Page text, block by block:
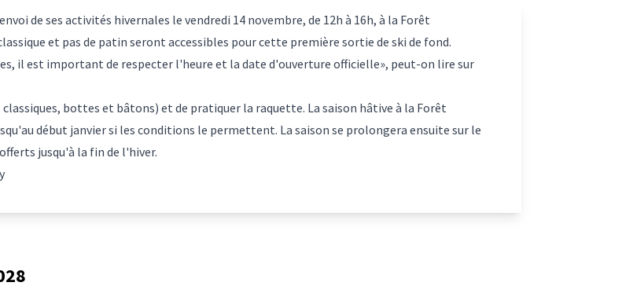
de ses activités hivernales le vendredi 14 novembre, de 12h à 16h, à la Forêt
et pas de patin seront accessibles pour cette première sortie de ski de fond.
il est important de respecter l'heure et la date d'ouverture officielle», peut-on lire sur
bottes et bâtons) et de pratiquer la raquette. La saison hâtive à la Forêt
début janvier si les conditions le permettent. La saison se prolongera ensuite sur le
jusqu'à la fin de l'hiver.